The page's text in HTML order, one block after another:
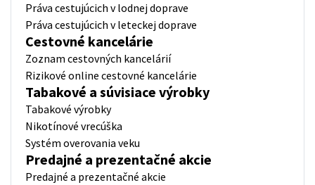
Práva cestujúcich v lodnej doprave
Práva cestujúcich v leteckej doprave
Cestovné kancelárie
Zoznam cestovných kancelárií
Rizikové online cestovné kancelárie
Tabakové a súvisiace výrobky
Tabakové výrobky
Nikotínové vrecúška
Systém overovania veku
Predajné a prezentačné akcie
Predajné a prezentačné akcie